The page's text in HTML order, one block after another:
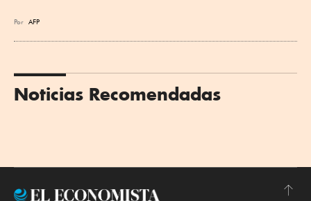
Por AFP
Noticias Recomendadas